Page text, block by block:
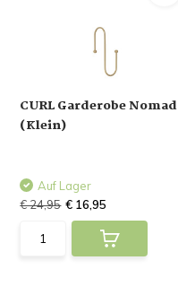
CURL Garderobe Nomad
(Klein)
Auf Lager
€ 24,95 € 16,95